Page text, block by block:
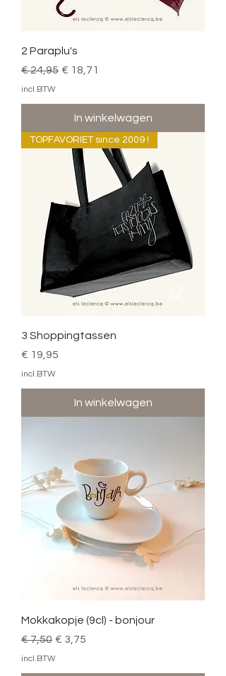
2 Paraplu's
Normale prijs
€ 24,95 Verkoopprijs
€ 18,71
incl.BTW
In winkelwagen
TOPFAVORIET since 2009 !
3 Shoppingtassen
Prijs
€ 19,95
incl.BTW
In winkelwagen
Mokkakopje (9cl) - bonjour
Normale prijs
€ 7,50 Verkoopprijs
€ 3,75
incl.BTW